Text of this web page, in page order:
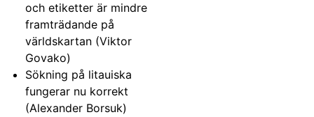
och etiketter är mindre
framträdande på
världskartan (Viktor
Govako)
Sökning på litauiska
fungerar nu korrekt
(Alexander Borsuk)